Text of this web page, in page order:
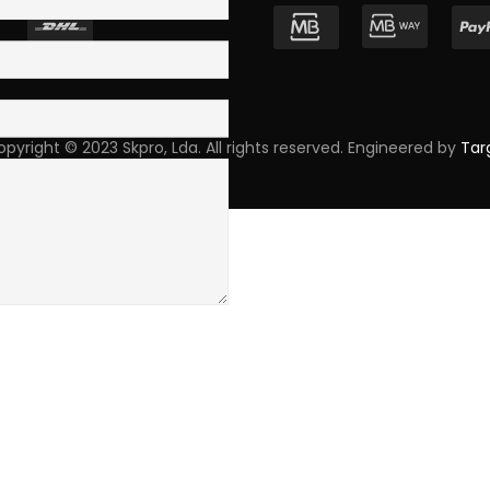
© 2023 Skpro, Lda. All rights reserved. Engineered by